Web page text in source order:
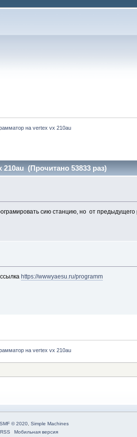
на vertex vx 210au
(Прочитано 53833 раз)
сию станцию, но от
https://wwwyaesu.ru/programm
на vertex vx 210au
SMF © 2020 Simple Machines
RSS Мобильная версия